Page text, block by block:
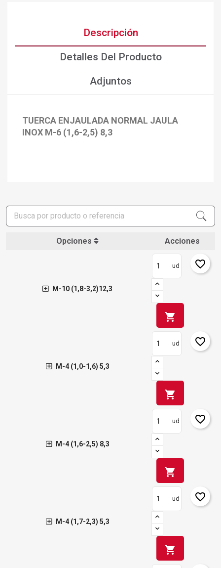
Descripción
Detalles Del Producto
Adjuntos
TUERCA ENJAULADA NORMAL JAULA
INOX M-6 (1,6-2,5) 8,3
Opciones Acciones
M-10 (1,8-3,2)12,3
ud
shopping_cart
favorite_border
M-4 (1,0-1,6) 5,3
ud
shopping_cart
favorite_border
M-4 (1,6-2,5) 8,3
ud
shopping_cart
favorite_border
M-4 (1,7-2,3) 5,3
ud
shopping_cart
favorite_border